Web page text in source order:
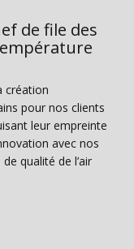
de file des
création
pour nos clients
leur empreinte
avec nos
qualité de l’air